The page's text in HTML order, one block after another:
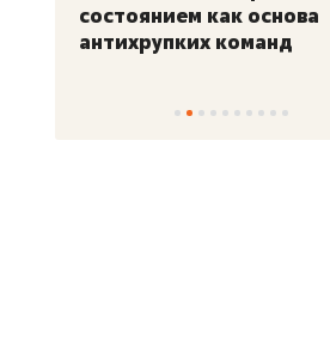
«Гонка Героев»